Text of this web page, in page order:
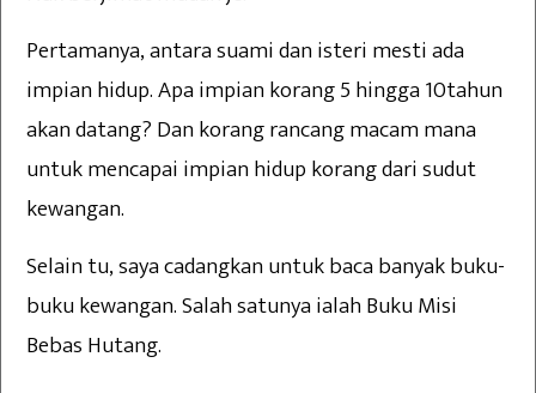
Pertamanya, antara suami dan isteri mesti ada
impian hidup. Apa impian korang 5 hingga 10tahun
akan datang? Dan korang rancang macam mana
untuk mencapai impian hidup korang dari sudut
kewangan.
Selain tu, saya cadangkan untuk baca banyak buku-
buku kewangan. Salah satunya ialah Buku Misi
Bebas Hutang.